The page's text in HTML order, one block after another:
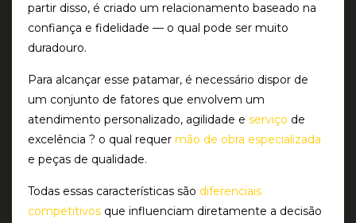
partir disso, é criado um relacionamento baseado na
confiança e fidelidade — o qual pode ser muito
duradouro.
Para alcançar esse patamar, é necessário dispor de
um conjunto de fatores que envolvem um
atendimento personalizado, agilidade e serviço de
excelência ? o qual requer mão de obra especializada
e peças de qualidade.
Todas essas características são diferenciais
competitivos que influenciam diretamente a decisão